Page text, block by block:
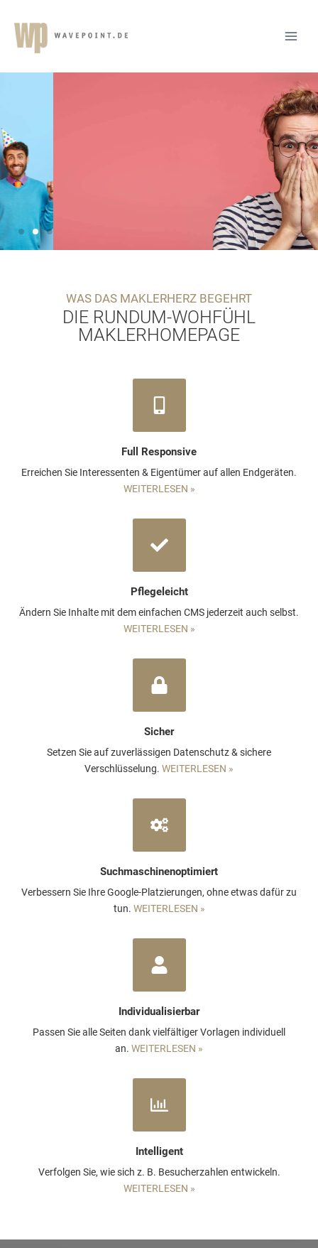
berühmt.
wp
· Und jetzt, hopp, auf die Casting-
Couch!
WAS DAS MAKLERHERZ BEGEHRT
DIE RUNDUM-WOHFÜHL
MAKLERHOMEPAGE
Full Responsive
Erreichen Sie Interessenten & Eigentümer auf allen Endgeräten.
WEITERLESEN »
Pflegeleicht
Ändern Sie Inhalte mit dem einfachen CMS jederzeit auch selbst.
WEITERLESEN »
Sicher
Setzen Sie auf zuverlässigen Datenschutz & sichere
Verschlüsselung. WEITERLESEN »
Suchmaschinenoptimiert
Verbessern Sie Ihre Google-Platzierungen, ohne etwas dafür zu
tun. WEITERLESEN »
Individualisierbar
Passen Sie alle Seiten dank vielfältiger Vorlagen individuell
an. WEITERLESEN »
Intelligent
Verfolgen Sie, wie sich z. B. Besucherzahlen entwickeln.
WEITERLESEN »